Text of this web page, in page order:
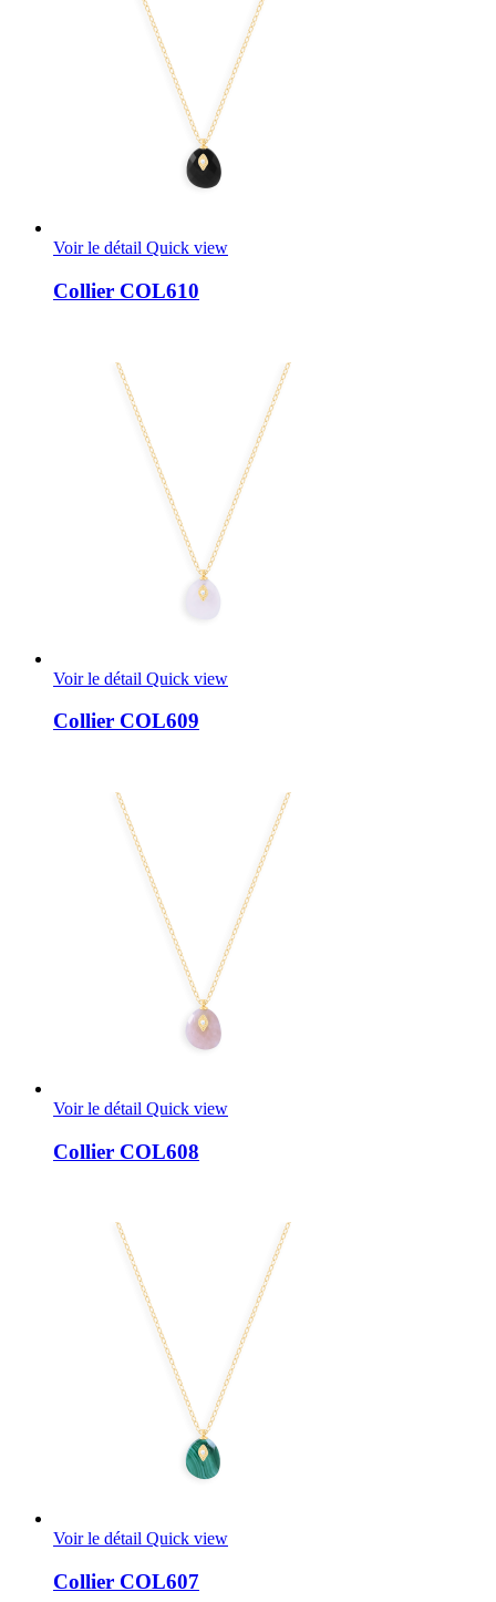
Voir le détail Quick view
Collier COL610
Voir le détail Quick view
Collier COL609
Voir le détail Quick view
Collier COL608
Voir le détail Quick view
Collier COL607